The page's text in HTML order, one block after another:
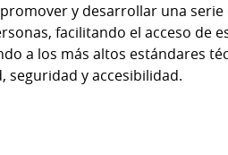
y desarrollar una
facilitando el acceso de
a los más altos estándares
y accesibilidad.